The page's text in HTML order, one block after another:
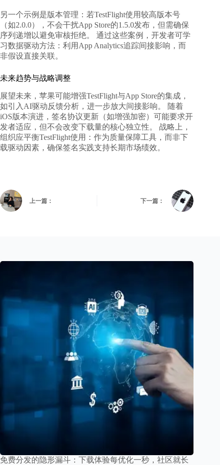
另一个示例是版本管理：若TestFlight使用较高版本号
（如2.0.0），不会干扰App Store的1.5.0发布，但需确保
序列递增以避免审核拒绝。 通过这些案例，开发者可学
习数据驱动方法：利用App Analytics追踪间接影响，而
非假设直接关联。
未来趋势与战略调整
展望未来，苹果可能增强TestFlight与App Store的集成，
如引入AI驱动反馈分析，进一步放大间接影响。 随着
iOS版本演进，签名协议更新（如增强加密）可能要求开
发者适应，但不会改变下载量的核心独立性。 战略上，
组织应平衡TestFlight使用：作为质量保障工具，而非下
载驱动因素，确保签名实践支持长期市场绩效。
上一篇： 下一篇：
免费分发的隐形漏斗：下载体验每优化一秒，社区就长